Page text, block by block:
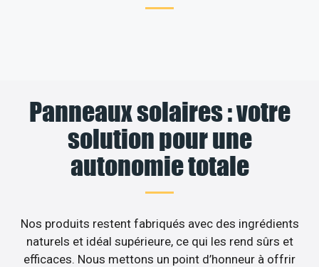
Panneaux solaires : votre
solution pour une
autonomie totale
Nos produits restent fabriqués avec des ingrédients
naturels et idéal supérieure, ce qui les rend sûrs et
efficaces. Nous mettons un point d’honneur à offrir